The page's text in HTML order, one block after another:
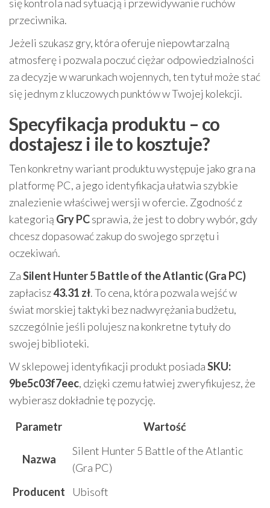
się kontrola nad sytuacją i przewidywanie ruchów
przeciwnika.
Jeżeli szukasz gry, która oferuje niepowtarzalną
atmosferę i pozwala poczuć ciężar odpowiedzialności
za decyzje w warunkach wojennych, ten tytuł może stać
się jednym z kluczowych punktów w Twojej kolekcji.
Specyfikacja produktu – co
dostajesz i ile to kosztuje?
Ten konkretny wariant produktu występuje jako gra na
platformę PC, a jego identyfikacja ułatwia szybkie
znalezienie właściwej wersji w ofercie. Zgodność z
kategorią Gry PCsprawia, że jest to dobry wybór, gdy
chcesz dopasować zakup do swojego sprzętu i
oczekiwań.
ZaSilent Hunter 5 Battle of the Atlantic (Gra PC)
zapłacisz43.31 zł. To cena, która pozwala wejść w
świat morskiej taktyki bez nadwyrężania budżetu,
szczególnie jeśli polujesz na konkretne tytuły do
swojej biblioteki.
W sklepowej identyfikacji produkt posiadaSKU:
9be5c03f7eec, dzięki czemu łatwiej zweryfikujesz, że
wybierasz dokładnie tę pozycję.
Parametr
Wartość
Nazwa
Silent Hunter 5 Battle of the Atlantic
(Gra PC)
Producent
Ubisoft